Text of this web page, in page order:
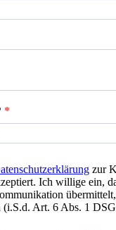
*
zur
Ich willige ein,
(i.S.d. Art. 6 Abs. 1